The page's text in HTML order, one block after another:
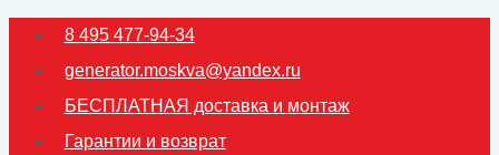
Перейти
содержимому
8 495 477-94-34
generator.moskva@yandex.ru
БЕСПЛАТНАЯ доставка и монтаж
Гарантии и возврат